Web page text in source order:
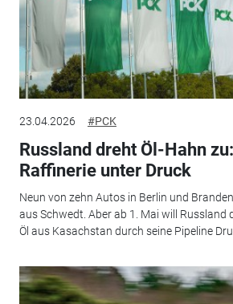
23.04.2026 #PCK
Russland dreht Öl-Hahn
Raffinerie unter Druck
Neun von zehn Autos in Berlin und
aus Schwedt. Aber ab 1. Mai will Russland
Öl aus Kasachstan durch seine Pipeline